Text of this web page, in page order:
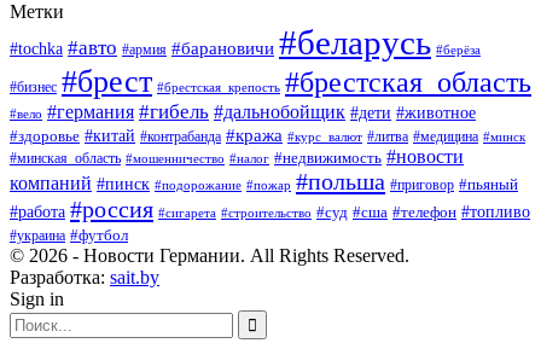
Метки
#tochka #авто #армия #барановичи #беларусь #берёза
#бизнес #брест #брестская_крепость #брестская_область
#вело #германия #гибель #дальнобойщик #дети #животное
#здоровье #китай #контрабанда #кража #курс_валют #литва #медицина #минск
#минская_область #мошенничество #налог #недвижимость #новости
компаний #пинск #подорожание #пожар #польша #приговор #пьяный
#работа #россия #сигарета #строительство #суд #сша #телефон #топливо
#украина #футбол
© 2026 - Новости Германии. All Rights Reserved.
Разработка: sait.by
Sign in